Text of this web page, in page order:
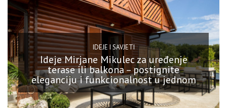
IDEJE I SAVJETI
Ideje Mirjane Mikulec za uređenje
terase ili balkona – postignite
eleganciju i funkcionalnost u jednom